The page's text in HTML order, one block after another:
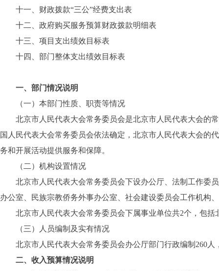
十一、财政拨款“三公”经费支出表
十二、政府购买服务预算财政拨款明细表
十三、项目支出绩效目标表
十四、部门整体支出绩效目标表
一、部门情况说明
（一）本部门性质、职责等情况
北京市人民代表大会常务委员会是北京市人民代表大会的常
国人民代表大会常务委员会依法确定，北京市人民代表大会的
务和开展活动提供服务和保障。
（二）机构设置情况
北京市人民代表大会常务委员会下设办公厅、法制工作委员
办公室、民族宗教侨务外事办公室、社会建设委员会工作机构
北京市人民代表大会常务委员会下属事业单位共2个，包括
（三）人员编制及实有情况
北京市人民代表大会常务委员会办公厅部门行政编制260人
二、收入预算情况说明